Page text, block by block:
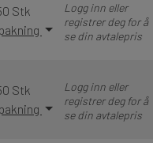
Stk
Logg inn eller
registrer deg for å
se din avtalepris
Stk
Logg inn eller
registrer deg for å
se din avtalepris